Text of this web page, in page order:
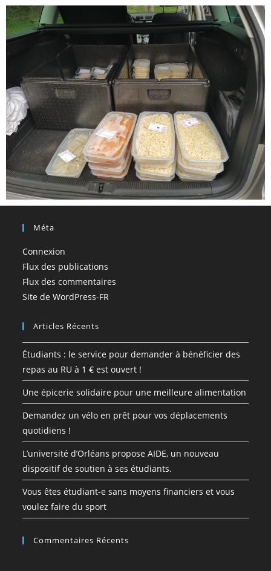
Méta
Connexion
Flux des publications
Flux des commentaires
Site de WordPress-FR
Articles Récents
Étudiants : le service pour demander à bénéficier des
repas au RU à 1 € est ouvert !
Une épicerie solidaire pour une meilleure alimentation
Demandez un vélo en prêt pour vos déplacements
quotidiens !
L’université d’Orléans propose AIDE, un nouveau
dispositif de soutien à ses étudiants.
Vous êtes étudiant-e sans moyens financiers et vous
voulez faire du sport
Commentaires Récents